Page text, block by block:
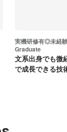
実機研修有◎未経
Graduate
文系出身でも微
で成長できる技